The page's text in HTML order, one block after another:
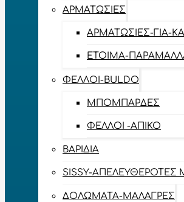
ΑΡΜΑΤΩΣΙΈΣ
ΑΡΜΑΤΩΣΙΈΣ-ΓΙΑ-
ΈΤΟΙΜΑ-
ΦΕΛΛΟΊ-BULDO
ΜΠΟΜΠΆΡΔΕΣ
ΦΕΛΛΟΊ -ΑΠΊΚΟ
ΒΑΡΊΔΙΑ
SISSY-ΑΠΕΛΕΥΘΕΡΟΤΈΣ
ΔΟΛΏΜΑΤΑ-ΜΑΛΆΓΡΕΣ